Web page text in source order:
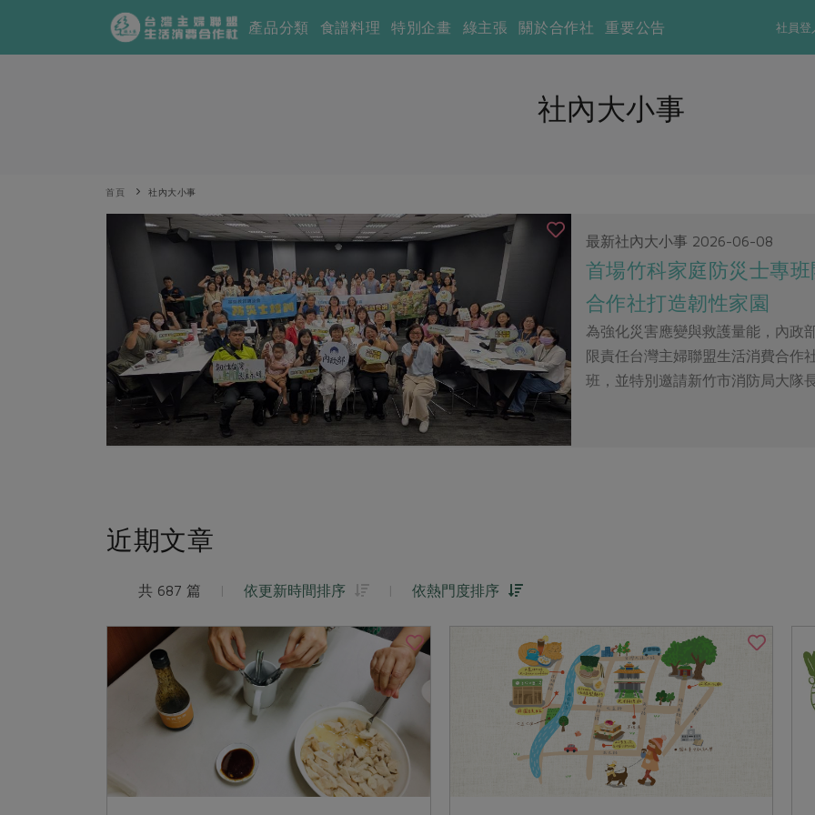
社員登
產品分類 食譜料理 特別企畫 綠主張 關於合作社 重要公告
社內大小事
首頁 社內大小事
最新社內大小事 2026-06-08
首場竹科家庭防災士專
合作社打造韌性家園
為強化災害應變與救護量能，內政
限責任台灣主婦聯盟生活消費合作
班，並特別邀請新竹市消防局大隊
近期文章
共 687 篇 | 依更新時間排序 | 依熱門度排序